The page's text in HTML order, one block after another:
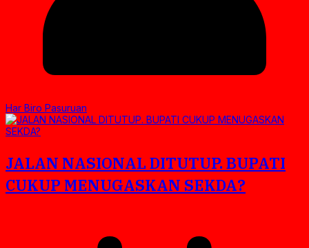
Har Biro Pasuruan
JALAN NASIONAL DITUTUP. BUPATI
CUKUP MENUGASKAN SEKDA?